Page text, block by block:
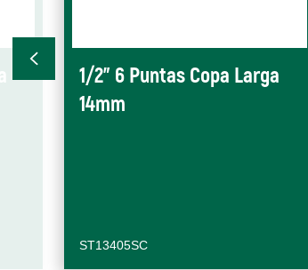
1/2" 6 Puntas Copa Larga
14mm
ST13405SC